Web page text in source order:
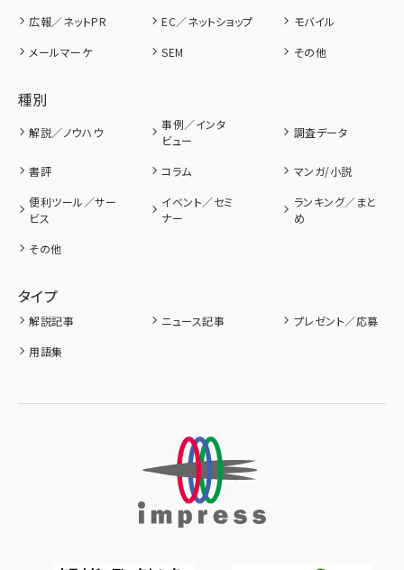
広報／ネットPR
EC／ネットショップ
モバイル
メールマーケ
SEM その他
種別
解説／ノウハウ
事例／インタ
ビュー
調査データ
書評 コラム
マンガ/小説
便利ツール／サー
ビス
イベント／セミ
ナー
ランキング／まと
め
その他
タイプ
解説記事 ニュース記事
プレゼント／応募
用語集